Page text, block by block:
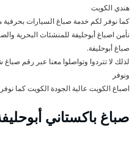
هندي الكويت
كما نوفر لكم خدمة صباغ السيارات بحرفية
نأمن اصباغ أبوحليفة للمنشئات البحرية
صباغ أبوحليفة.
لذلك لا تتردوا وتواصلوا معنا عبر رقم
ونوفر
اصباغ الكويت عالية الجودة الكويت كما
صباغ باكستاني